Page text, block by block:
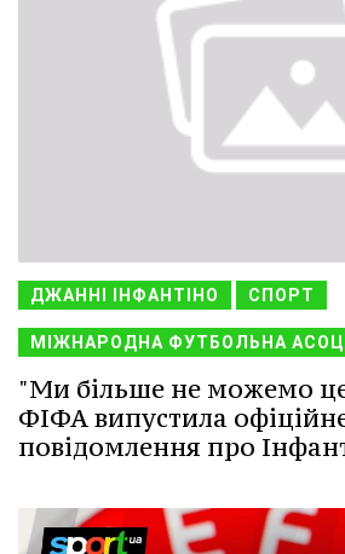
ДЖАННІ ІНФАНТІНО СПОРТ
МІЖНАРОДНА ФУТБОЛЬНА
"Ми більше не можемо
ФІФА випустила
повідомлення про